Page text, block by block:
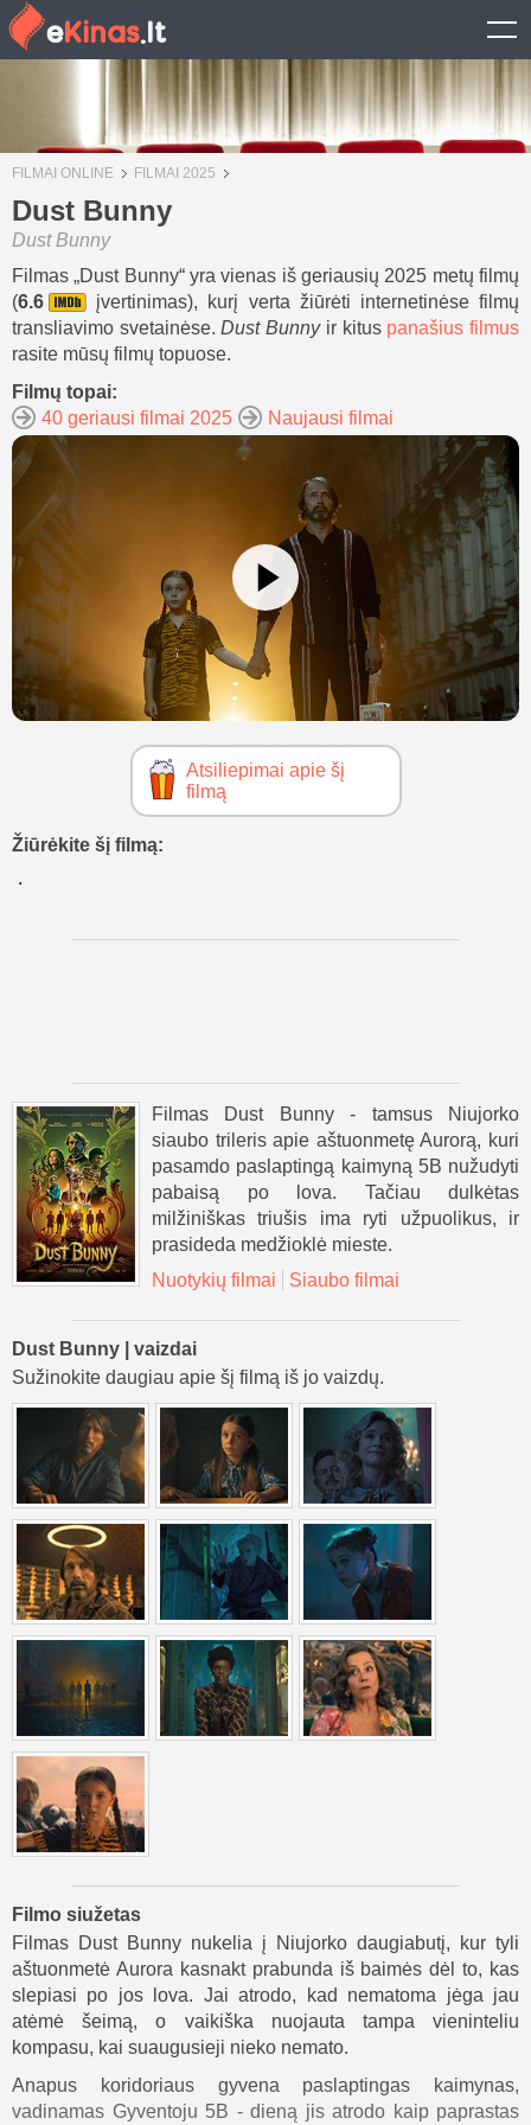
FILMAI ONLINE FILMAI 2025
Dust Bunny
Dust Bunny
Filmas „Dust Bunny“ yra vienas iš geriausių 2025 metų filmų
(6.6
įvertinimas), kurį verta žiūrėti internetinėse filmų
transliavimo svetainėse.Dust Bunnyir kitus panašius filmus
rasite mūsų filmų topuose.
Filmų topai:
40 geriausi filmai 2025
Naujausi filmai
Atsiliepimai apie šį
filmą
Žiūrėkite šį filmą:
Filmas Dust Bunny - tamsus Niujorko
siaubo trileris apie aštuonmetę Aurorą, kuri
pasamdo paslaptingą kaimyną 5B nužudyti
pabaisą po lova. Tačiau dulkėtas
milžiniškas triušis ima ryti užpuolikus, ir
prasideda medžioklė mieste.
Nuotykių filmai
Siaubo filmai
Dust Bunny | vaizdai
Sužinokite daugiau apie šį filmą iš jo vaizdų.
Filmo siužetas
Filmas Dust Bunny nukelia į Niujorko daugiabutį, kur tyli
aštuonmetė Aurora kasnakt prabunda iš baimės dėl to, kas
slepiasi po jos lova. Jai atrodo, kad nematoma jėga jau
atėmė šeimą, o vaikiška nuojauta tampa vieninteliu
kompasu, kai suaugusieji nieko nemato.
Anapus koridoriaus gyvena paslaptingas kaimynas,
vadinamas Gyventoju 5B - dieną jis atrodo kaip paprastas